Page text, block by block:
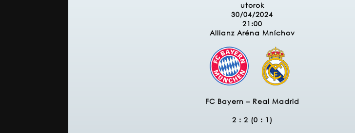
utorok
30/04/2024
21:00
Allianz Aréna Mníchov
FC Bayern – Real Madrid
2 : 2 (0 : 1)